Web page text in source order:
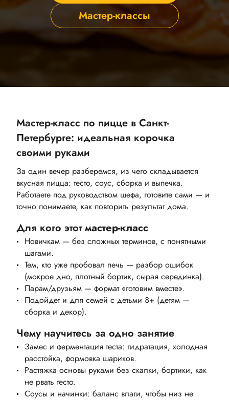
Мастер-классы
Мастер-класс по пицце в Санкт-
Петербурге: идеальная корочка
своими руками
За один вечер разберемся, из чего складывается
вкусная пицца: тесто, соус, сборка и выпечка.
Работаете под руководством шефа, готовите сами — и
точно понимаете, как повторить результат дома.
Для кого этотмастер-класс
Новичкам — без сложных терминов, с понятными
шагами.
Тем, кто уже пробовал печь — разбор ошибок
(мокрое дно, плотный бортик, сырая серединка).
Парам/друзьям — формат «готовим вместе».
Подойдет и для семей с детьми 8+ (детям —
сборка и декор).
Чему научитесь за одно занятие
Замес и ферментация теста: гидратация, холодная
расстойка, формовка шариков.
Растяжка основы руками без скалки, бортики, как
не рвать тесто.
Соусы и начинки: баланс влаги, чтобы низ не